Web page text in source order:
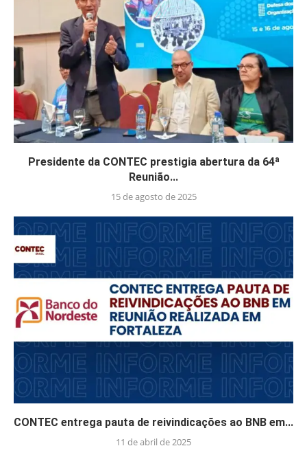
Presidente da CONTEC prestigia abertura da 64ª
Reunião...
15 de agosto de 2025
CONTEC entrega pauta de reivindicações ao BNB em...
11 de abril de 2025